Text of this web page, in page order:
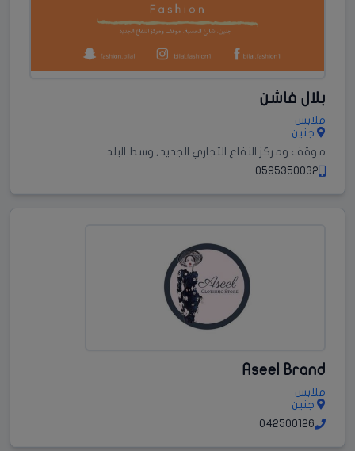
بلال فاشن
ملابس
جنين
موقف ومركز النفاع التجاري الجديد, وسط البلد
0595350032
Aseel Brand
ملابس
جنين
042500126